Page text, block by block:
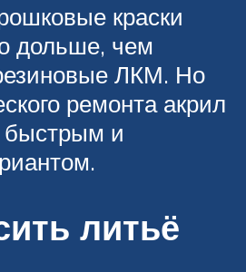
краски
дольше, чем
ЛКМ. Но
ремонта акрил
быстрым и
литьё